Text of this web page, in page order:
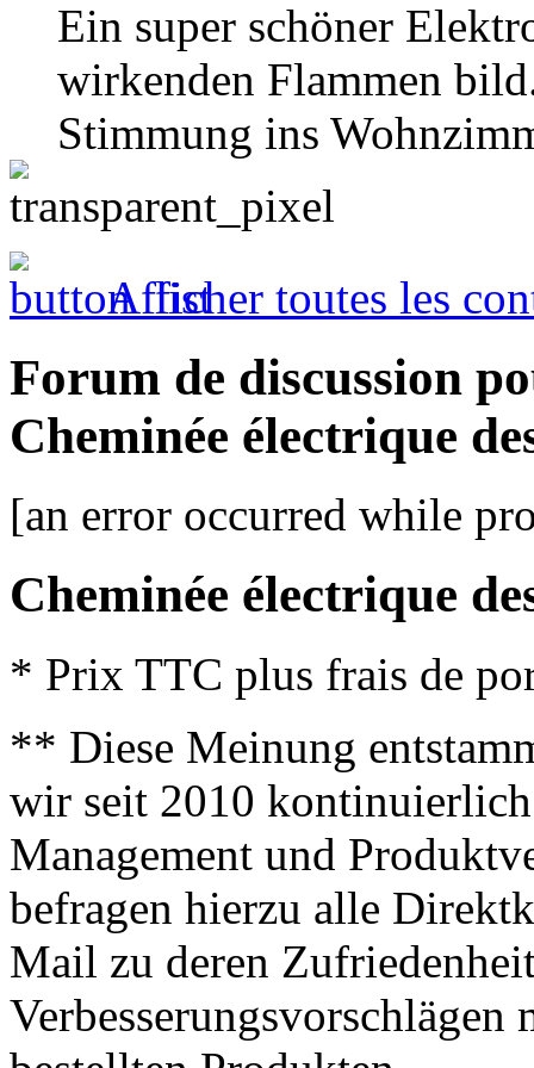
Ein super schöner
wirkenden Flammen
Stimmung ins
Afficher toutes les
Forum de discussion
Cheminée électrique
[an error occurred while
Cheminée électrique
* Prix TTC plus frais de
** Diese Meinung
wir seit 2010
Management und
befragen hierzu alle
Mail zu deren